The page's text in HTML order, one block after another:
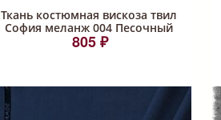
Ткань костюмная вискоза твил
София меланж 004 Песочный
805 ₽